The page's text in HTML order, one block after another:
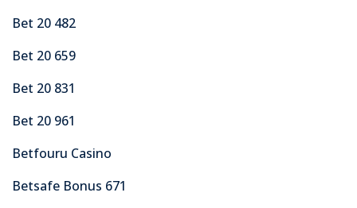
Bet 20 482
Bet 20 659
Bet 20 831
Bet 20 961
Betfouru Casino
Betsafe Bonus 671